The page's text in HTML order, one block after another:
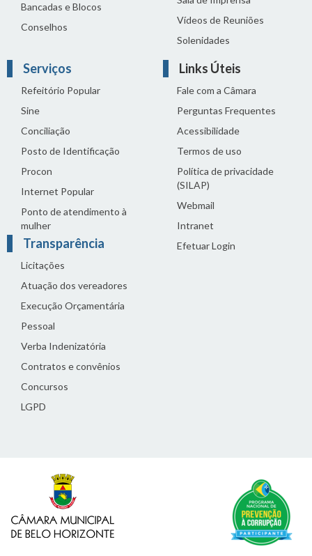
Bancadas e Blocos
Conselhos
Vídeos de Reuniões
Solenidades
Serviços
Refeitório Popular
Sine
Conciliação
Posto de Identificação
Procon
Internet Popular
Ponto de atendimento à
mulher
Transparência
Licitações
Atuação dos vereadores
Execução Orçamentária
Pessoal
Verba Indenizatória
Contratos e convênios
Concursos
LGPD
Links Úteis
Fale com a Câmara
Perguntas Frequentes
Acessibilidade
Termos de uso
Política de privacidade
(SILAP)
Webmail
Intranet
Efetuar Login